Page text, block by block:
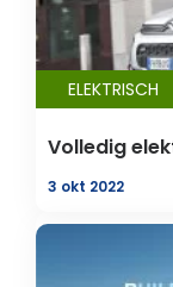
ELEKTRISCH
Volledig
3 okt 2022